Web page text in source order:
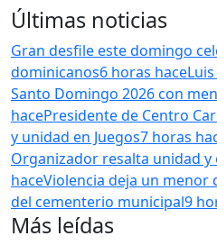
Últimas noticias
Gran desfile este domingo
dominicanos6 horas hace
Santo Domingo 2026 con
hacePresidente de Centro
y unidad en Juegos7 horas
Organizador resalta unidad
haceViolencia deja un menor
del cementerio municipal9
Más leídas